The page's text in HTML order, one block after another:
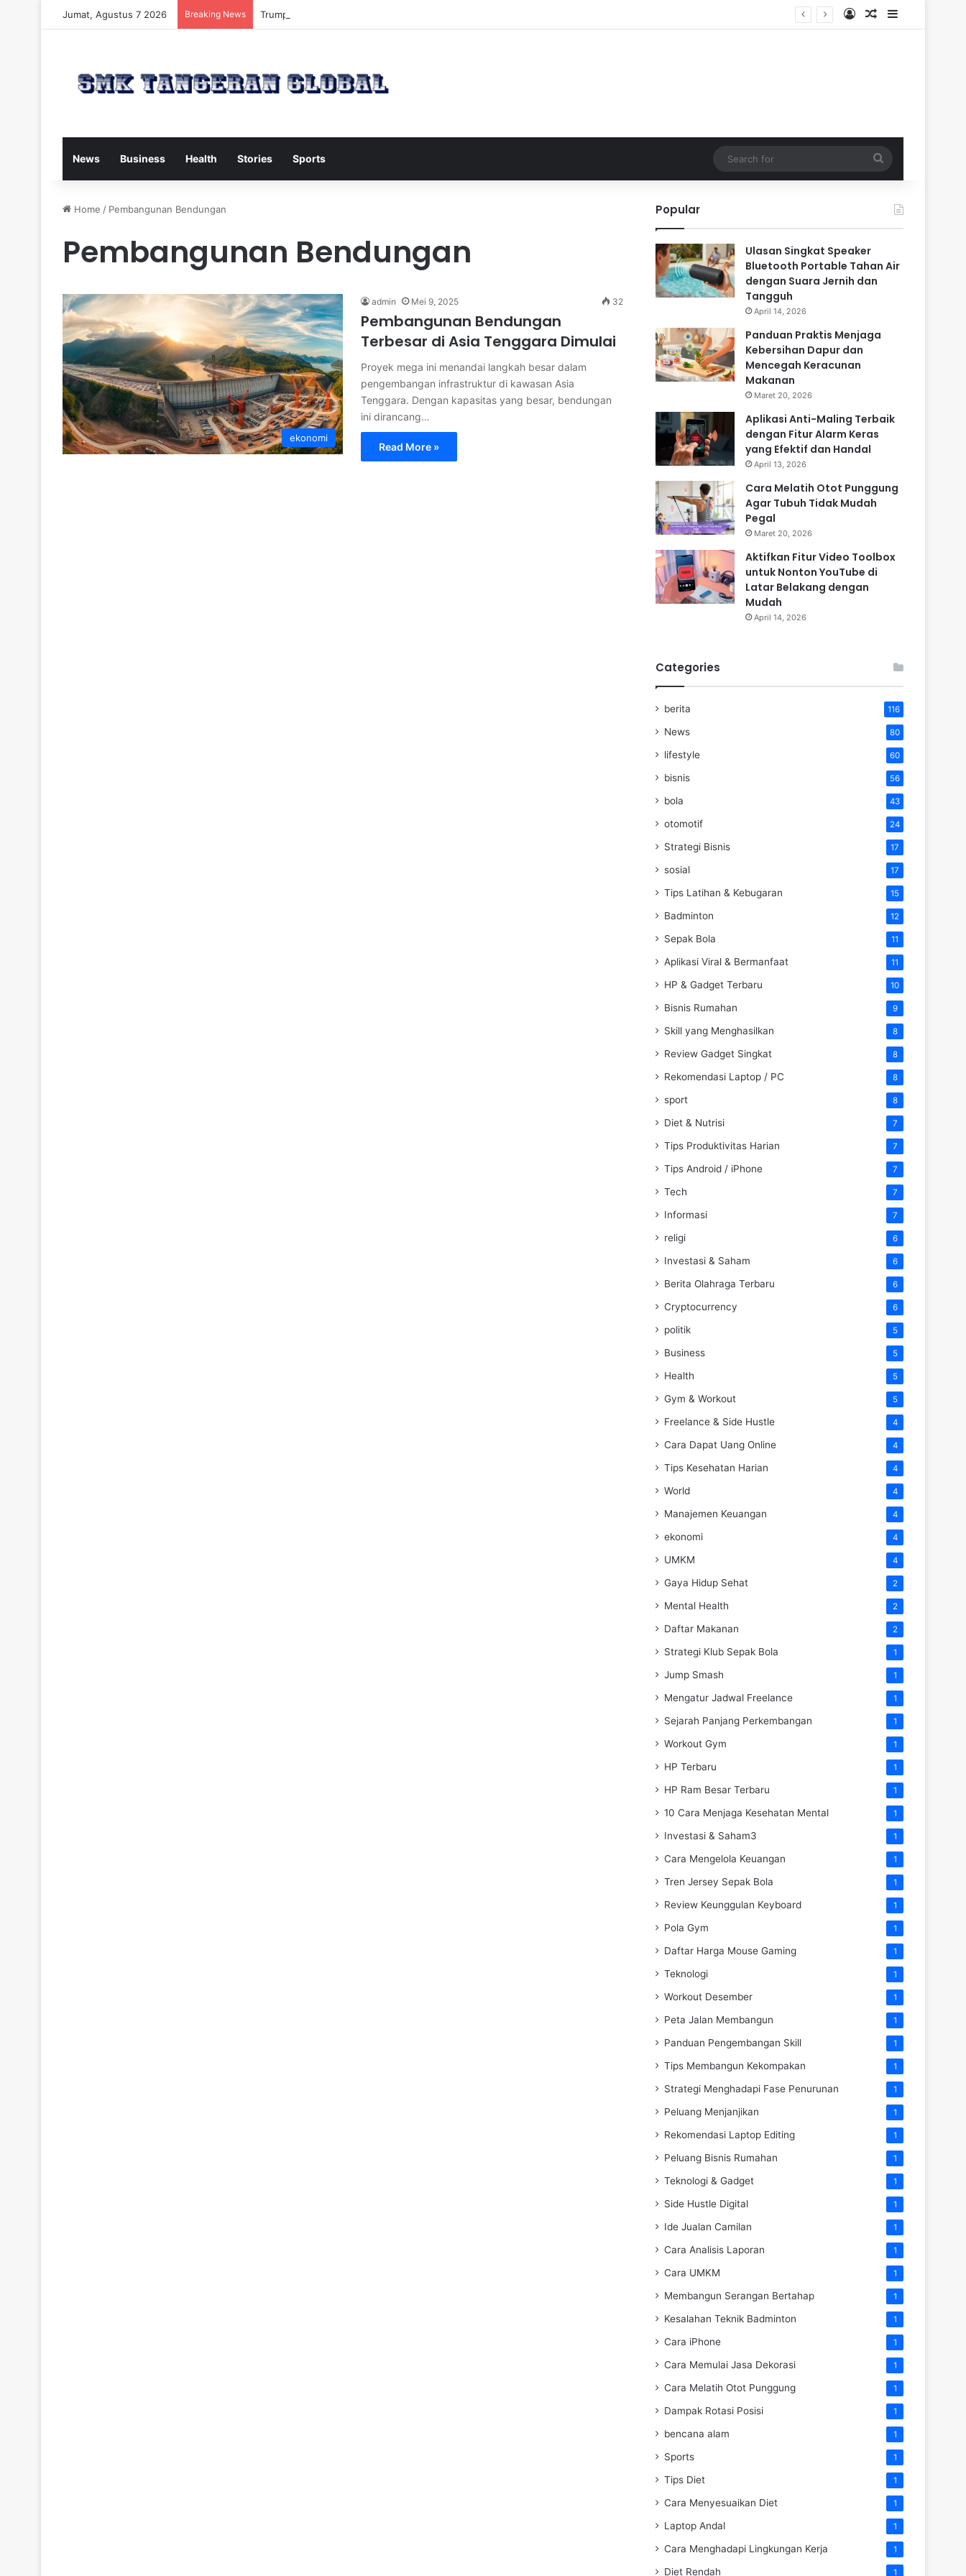
Jumat, Agustus 7 2026 Breaking News Trump Kirim Wapres JD Vance ke Pakistan untuk Perundingan Strategis dengan Iran Log InRandom Article
Sidebar
News Business Health Stories Sports
for
Home / Pembangunan Bendungan
Pembangunan Bendungan
ekonomi
admin Mei 9, 2025 32
Pembangunan Bendungan
Terbesar di Asia Tenggara Dimulai
Proyek mega ini menandai langkah besar dalam
pengembangan infrastruktur di kawasan Asia
Tenggara. Dengan kapasitas yang besar, bendungan
ini dirancang…
Read More »
Popular
Ulasan Singkat Speaker
Bluetooth Portable Tahan Air
dengan Suara Jernih dan
Tangguh
April 14, 2026
Panduan Praktis Menjaga
Kebersihan Dapur dan
Mencegah Keracunan
Makanan
Maret 20, 2026
Aplikasi Anti-Maling Terbaik
dengan Fitur Alarm Keras
yang Efektif dan Handal
April 13, 2026
Cara Melatih Otot Punggung
Agar Tubuh Tidak Mudah
Pegal
Maret 20, 2026
Aktifkan Fitur Video Toolbox
untuk Nonton YouTube di
Latar Belakang dengan
Mudah
April 14, 2026
Categories
berita 116
News 80
lifestyle 60
bisnis 56
bola 43
otomotif 24
Strategi Bisnis 17
sosial 17
Tips Latihan & Kebugaran 15
Badminton 12
Sepak Bola 11
Aplikasi Viral & Bermanfaat 11
HP & Gadget Terbaru 10
Bisnis Rumahan 9
Skill yang Menghasilkan 8
Review Gadget Singkat 8
Rekomendasi Laptop / PC 8
sport 8
Diet & Nutrisi 7
Tips Produktivitas Harian 7
Tips Android / iPhone 7
Tech 7
Informasi 7
religi 6
Investasi & Saham 6
Berita Olahraga Terbaru 6
Cryptocurrency 6
politik 5
Business 5
Health 5
Gym & Workout 5
Freelance & Side Hustle 4
Cara Dapat Uang Online 4
Tips Kesehatan Harian 4
World 4
Manajemen Keuangan 4
ekonomi 4
UMKM 4
Gaya Hidup Sehat 2
Mental Health 2
Daftar Makanan 2
Strategi Klub Sepak Bola 1
Jump Smash 1
Mengatur Jadwal Freelance 1
Sejarah Panjang Perkembangan 1
Workout Gym 1
HP Terbaru 1
HP Ram Besar Terbaru 1
10 Cara Menjaga Kesehatan Mental 1
Investasi & Saham3 1
Cara Mengelola Keuangan 1
Tren Jersey Sepak Bola 1
Review Keunggulan Keyboard 1
Pola Gym 1
Daftar Harga Mouse Gaming 1
Teknologi 1
Workout Desember 1
Peta Jalan Membangun 1
Panduan Pengembangan Skill 1
Tips Membangun Kekompakan 1
Strategi Menghadapi Fase Penurunan 1
Peluang Menjanjikan 1
Rekomendasi Laptop Editing 1
Peluang Bisnis Rumahan 1
Teknologi & Gadget 1
Side Hustle Digital 1
Ide Jualan Camilan 1
Cara Analisis Laporan 1
Cara UMKM 1
Membangun Serangan Bertahap 1
Kesalahan Teknik Badminton 1
Cara iPhone 1
Cara Memulai Jasa Dekorasi 1
Cara Melatih Otot Punggung 1
Dampak Rotasi Posisi 1
bencana alam 1
Sports 1
Tips Diet 1
Cara Menyesuaikan Diet 1
Laptop Andal 1
Cara Menghadapi Lingkungan Kerja 1
Diet Rendah 1